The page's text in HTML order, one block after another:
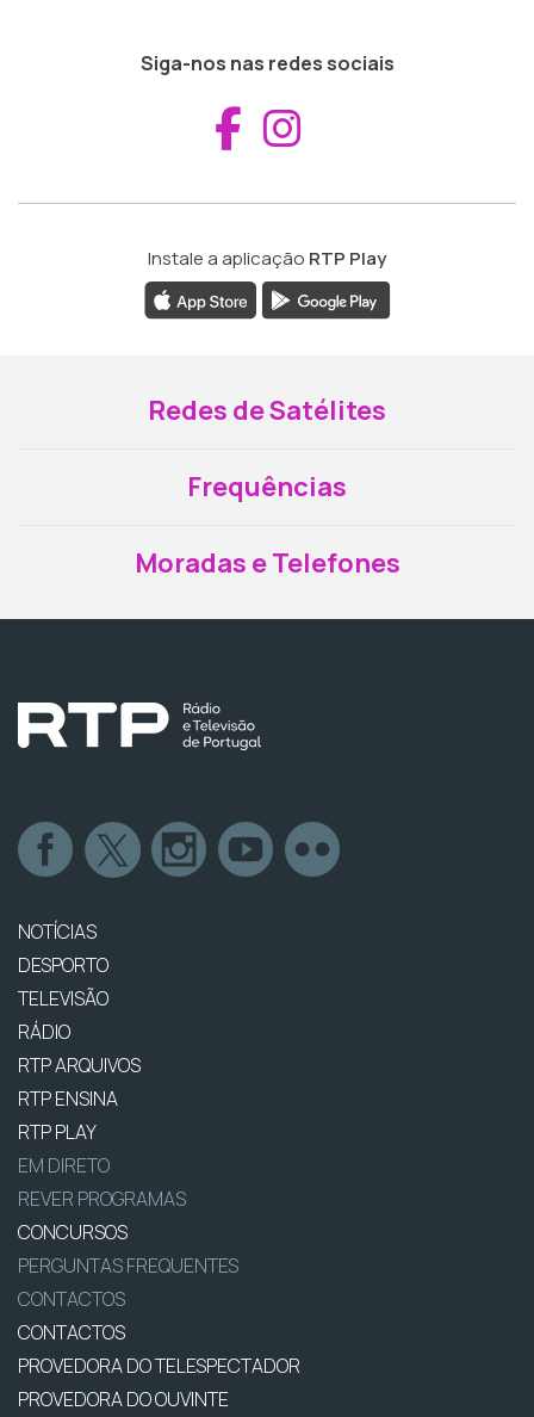
Siga-nos nas redes sociais
Aceder ao
Instale a aplicação RTP Play
Redes de Satélites
Frequências
Moradas e Telefones
NOTÍCIAS
DESPORTO
TELEVISÃO
RÁDIO
RTP ARQUIVOS
RTP ENSINA
RTP PLAY
EM DIRETO
REVER PROGRAMAS
CONCURSOS
PERGUNTAS FREQUENTES
CONTACTOS
CONTACTOS
PROVEDORA DO TELESPECTADOR
PROVEDORA DO OUVINTE